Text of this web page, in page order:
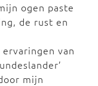
ogen paste
de rust en
van
mijn